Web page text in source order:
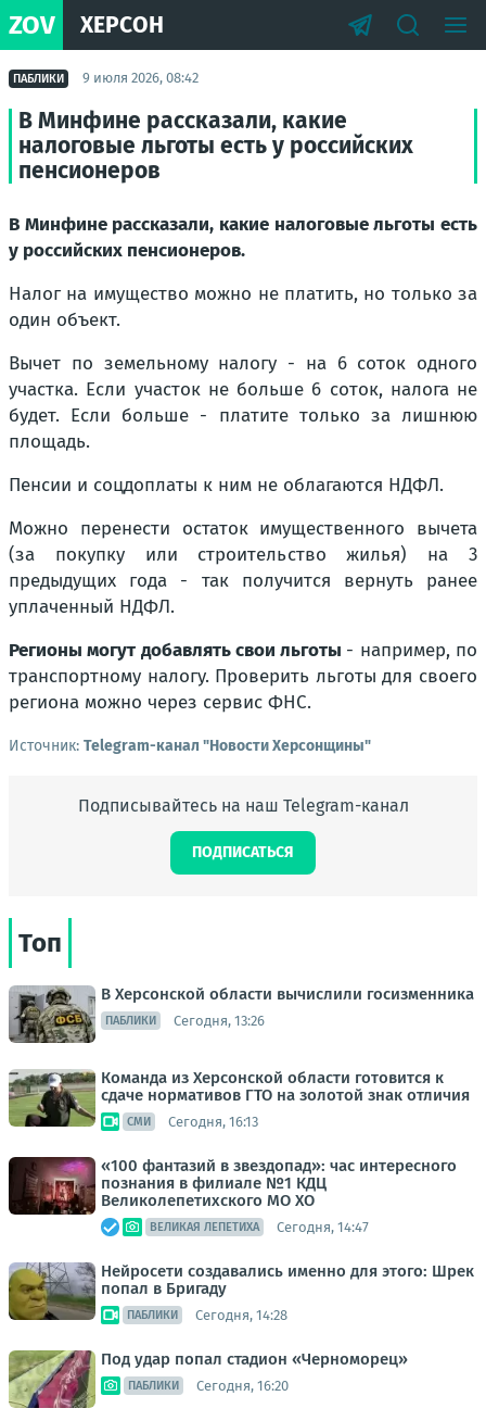
ZOV ХЕРСОН
ПАБЛИКИ 9 июля 2026, 08:42
В Минфине рассказали, какие
налоговые льготы есть у российских
пенсионеров
В Минфине рассказали, какие налоговые льготы есть
у российских пенсионеров.
Налог на имущество можно не платить, но только за
один объект.
Вычет по земельному налогу - на 6 соток одного
участка. Если участок не больше 6 соток, налога не
будет. Если больше - платите только за лишнюю
площадь.
Пенсии и соцдоплаты к ним не облагаются НДФЛ.
Можно перенести остаток имущественного вычета
(за покупку или строительство жилья) на 3
предыдущих года - так получится вернуть ранее
уплаченный НДФЛ.
Регионы могут добавлять свои льготы - например, по
транспортному налогу. Проверить льготы для своего
региона можно через сервис ФНС.
Источник: Telegram-канал "Новости Херсонщины"
Подписывайтесь на наш Telegram-канал
ПОДПИСАТЬСЯ
Топ
В Херсонской области вычислили госизменника
ПАБЛИКИ Сегодня, 13:26
Команда из Херсонской области готовится к
сдаче нормативов ГТО на золотой знак отличия
СМИ Сегодня, 16:13
«100 фантазий в звездопад»: час интересного
познания в филиале №1 КДЦ
Великолепетихского МО ХО
ВЕЛИКАЯ ЛЕПЕТИХА Сегодня, 14:47
Нейросети создавались именно для этого: Шрек
попал в Бригаду
ПАБЛИКИ Сегодня, 14:28
Под удар попал стадион «Черноморец»
ПАБЛИКИ Сегодня, 16:20